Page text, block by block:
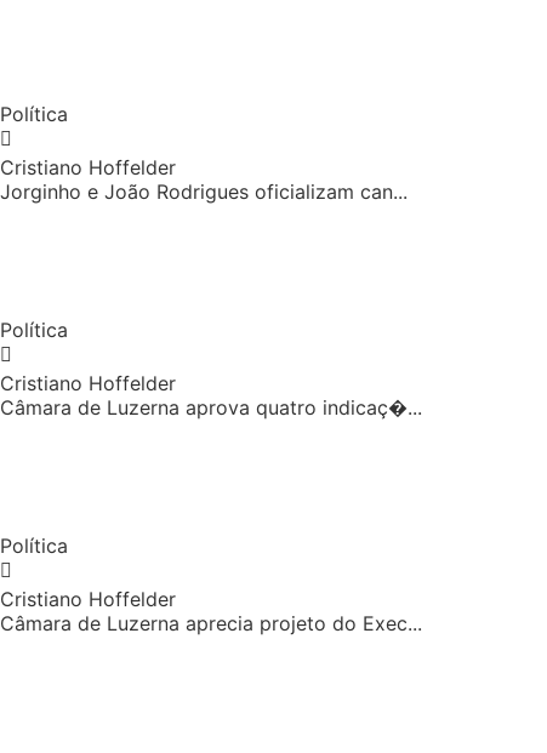
Política
Cristiano Hoffelder
Jorginho e João Rodrigues oficializam can...
Política
Cristiano Hoffelder
Câmara de Luzerna aprova quatro indicaç�...
Política
Cristiano Hoffelder
Câmara de Luzerna aprecia projeto do Exec...